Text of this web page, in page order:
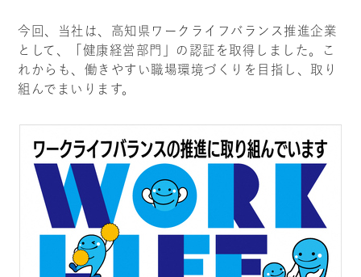
今回、当社は、高知県ワークライフバランス推進企業
として、「健康経営部門」の認証を取得しました。こ
れからも、働きやすい職場環境づくりを目指し、取り
組んでまいります。